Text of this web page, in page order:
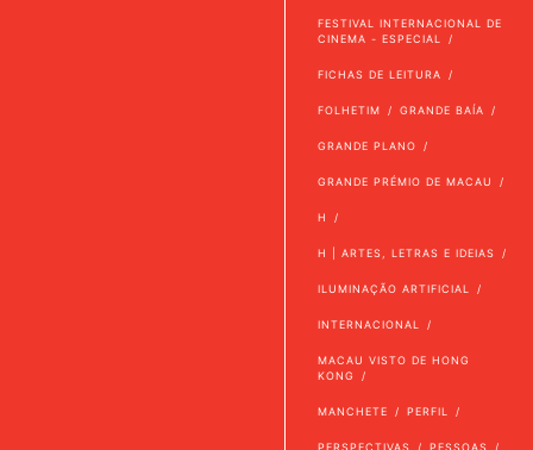
FESTIVAL INTERNACIONAL DE
CINEMA - ESPECIAL
FICHAS DE LEITURA
FOLHETIM GRANDE BAÍA
GRANDE PLANO
GRANDE PRÉMIO DE MACAU
H
H | ARTES, LETRAS E IDEIAS
ILUMINAÇÃO ARTIFICIAL
INTERNACIONAL
MACAU VISTO DE HONG
KONG
MANCHETE PERFIL